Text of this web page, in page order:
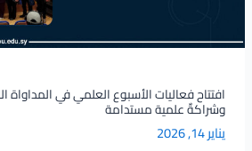
افتتاح فعاليات الأسبوع العلمي في المداواة
وشراكةٌ علمية مستدامة
يناير 14, 2026
وشراكةٌ
مستدامة